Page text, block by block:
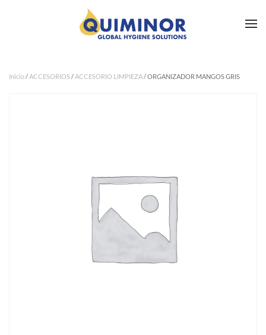
Ir al contenido principal
Inicio/ACCESORIOS/ACCESORIO LIMPIEZA/ ORGANIZADOR MANGOS GRIS